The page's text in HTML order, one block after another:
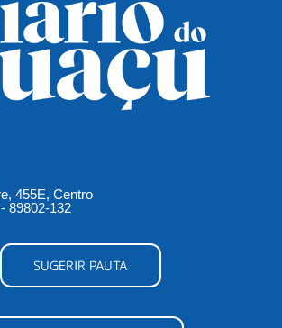
455E, Centro
89802-132
SUGERIR PAUTA